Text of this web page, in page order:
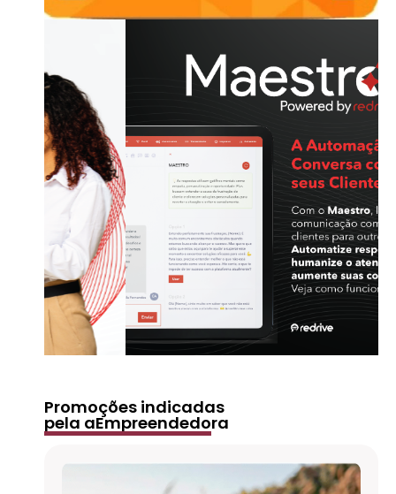
Promoções indicadas
pela aEmpreendedora